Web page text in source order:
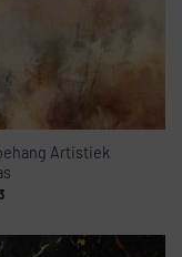
Artistiek